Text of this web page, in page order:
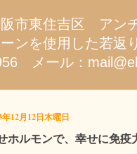
市東住吉区 アン
ーンを使用した若
メール：
年12月12日木曜日
ホルモンで、幸せに免疫